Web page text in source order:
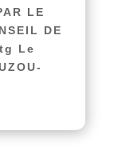
LE
DE
Le